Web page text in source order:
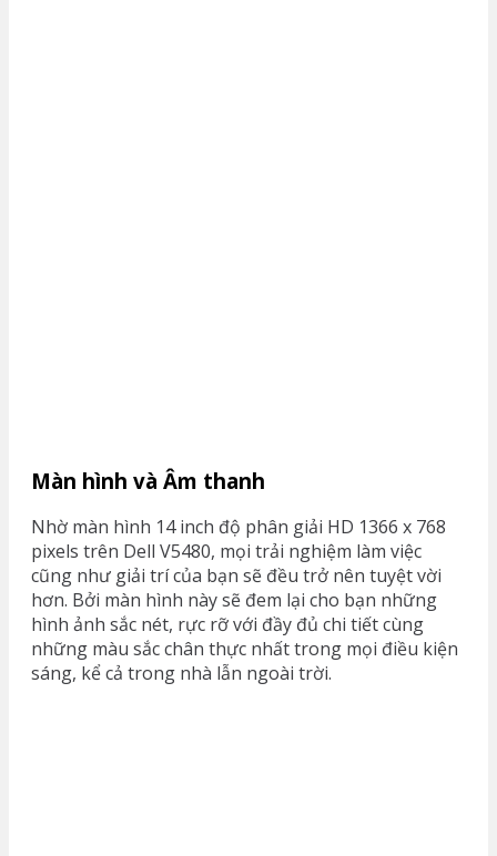
Màn hình và Âm thanh
Nhờ màn hình 14 inch độ phân giải HD 1366 x 768
pixels trên Dell V5480, mọi trải nghiệm làm việc
cũng như giải trí của bạn sẽ đều trở nên tuyệt vời
hơn. Bởi màn hình này sẽ đem lại cho bạn những
hình ảnh sắc nét, rực rỡ với đầy đủ chi tiết cùng
những màu sắc chân thực nhất trong mọi điều kiện
sáng, kể cả trong nhà lẫn ngoài trời.